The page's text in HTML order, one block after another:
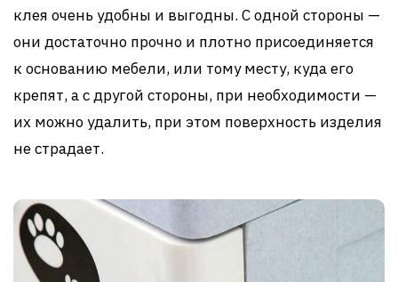
клея очень удобны и выгодны. С одной стороны —
они достаточно прочно и плотно присоединяется
к основанию мебели, или тому месту, куда его
крепят, а с другой стороны, при необходимости —
их можно удалить, при этом поверхность изделия
не страдает.